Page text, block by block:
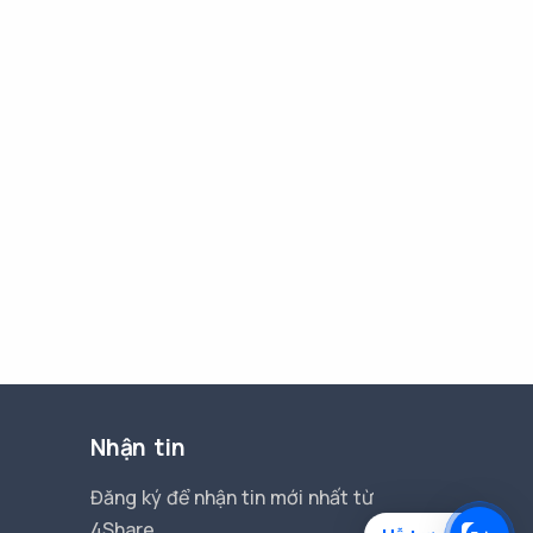
Nhận tin
Đăng ký để nhận tin mới nhất từ